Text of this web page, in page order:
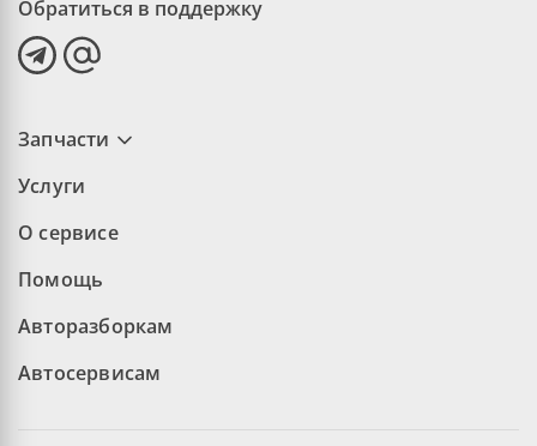
Обратиться в поддержку
Запчасти
Услуги
О сервисе
Помощь
Авторазборкам
Автосервисам